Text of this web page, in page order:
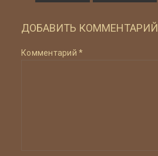
ДОБАВИТЬ КОММЕНТАРИЙ
Комментарий*